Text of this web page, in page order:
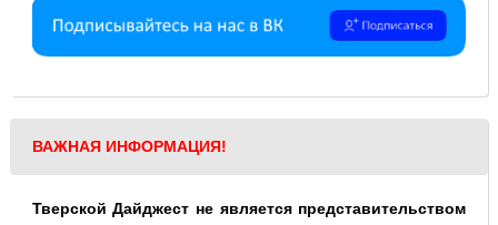
ВАЖНАЯ ИНФОРМАЦИЯ!
Тверской Дайджест не является представительством